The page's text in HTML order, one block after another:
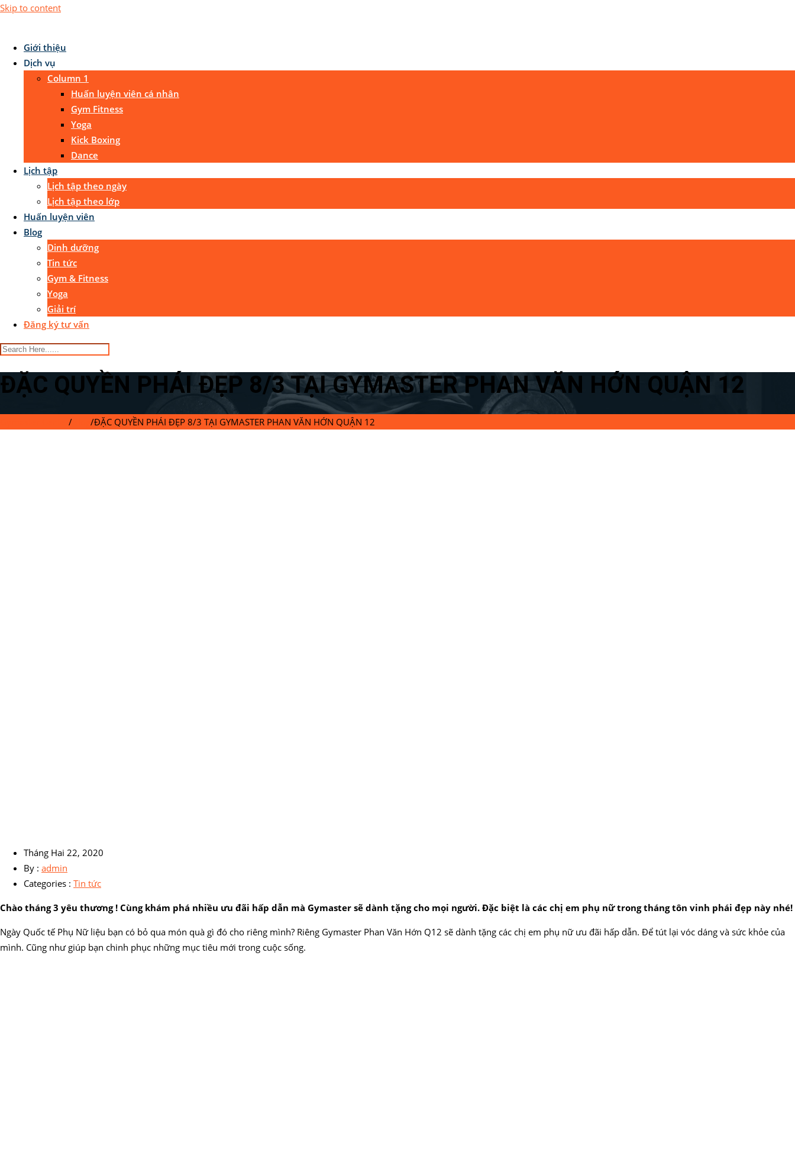
Skip to content
Giới thiệu
Dịch vụ
Column 1
Huấn luyện viên cá nhân
Gym Fitness
Yoga
Kick Boxing
Dance
Lịch tập
Lịch tập theo ngày
Lịch tập theo lớp
Huấn luyện viên
Blog
Dinh dưỡng
Tin tức
Gym & Fitness
Yoga
Giải trí
Đăng ký tư vấn
ĐẶC QUYỀN PHÁI ĐẸP 8/3 TẠI GYMASTER PHAN VĂN HỚN QUẬN 12
/ /ĐẶC QUYỀN PHÁI ĐẸP 8/3 TẠI GYMASTER PHAN VĂN HỚN QUẬN 12
Tháng Hai 22, 2020
By : admin
Categories : Tin tức
Chào tháng 3 yêu thương ! Cùng khám phá nhiều ưu đãi hấp dẫn mà Gymaster sẽ dành tặng cho mọi người. Đặc biệt là các chị em phụ nữ trong tháng tôn vinh phái đẹp này nhé!
Ngày Quốc tế Phụ Nữ liệu bạn có bỏ qua món quà gì đó cho riêng mình? Riêng Gymaster Phan Văn Hớn Q12 sẽ dành tặng các chị em phụ nữ ưu đãi hấp dẫn. Để tút lại vóc dáng và sức khỏe của
mình. Cũng như giúp bạn chinh phục những mục tiêu mới trong cuộc sống.